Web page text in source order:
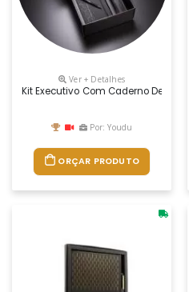
Ver + Detalhes
Kit Executivo Com Caderno De
Por: Youdu
ORÇAR PRODUTO